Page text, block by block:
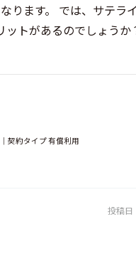
ります。 では、サテラ
トがあるのでしょうか
契約タイプ 有償利用
投稿日